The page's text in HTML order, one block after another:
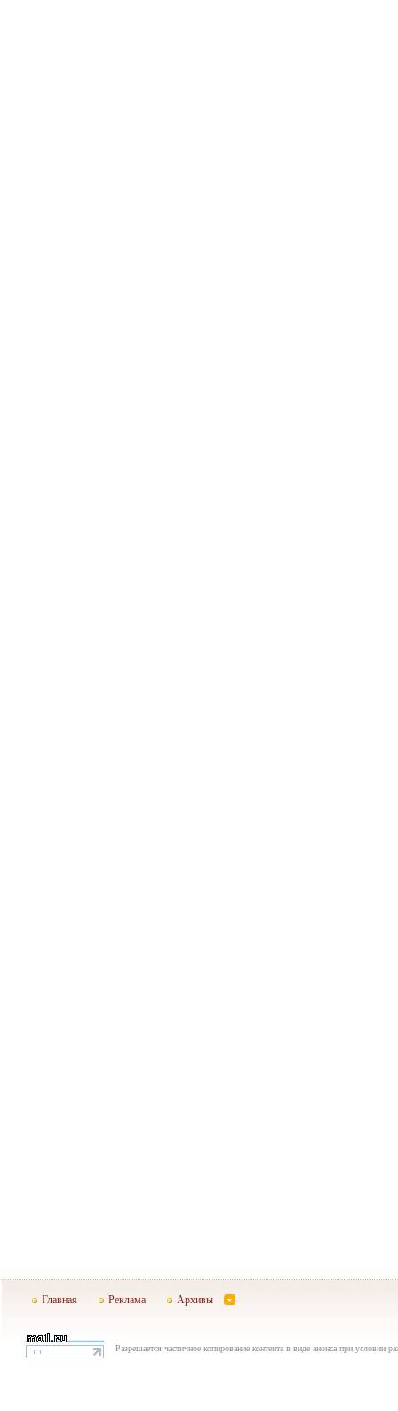
Главная Реклама Архивы
Разрешается частичное копирование контента в виде анонса при условии